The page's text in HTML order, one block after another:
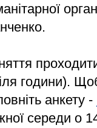
години).
анкету -
середи о